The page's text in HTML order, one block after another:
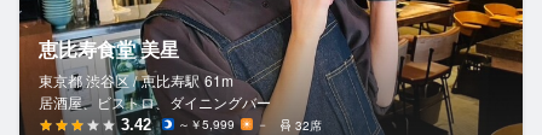
恵比寿食堂 美星
東京都 渋谷区 / 恵比寿駅 61m
居酒屋、ビストロ、ダイニングバー
3.42 ～￥5,999 － 32席